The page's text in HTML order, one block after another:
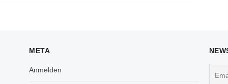
META
Anmelden